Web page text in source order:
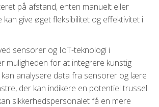
på afstand, enten manuelt eller
give øget fleksibilitet og effektivitet i
sensorer og IoT-teknologi i
muligheden for at integrere kunstig
kan analysere data fra sensorer og lære
der kan indikere en potentiel trussel.
sikkerhedspersonalet få en mere